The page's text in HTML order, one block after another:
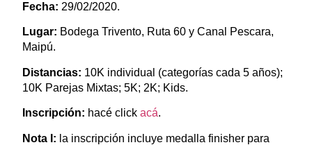
Fecha: 29/02/2020.
Lugar: Bodega Trivento, Ruta 60 y Canal Pescara,
Maipú.
Distancias: 10K individual (categorías cada 5 años);
10K Parejas Mixtas; 5K; 2K; Kids.
Inscripción: hacé click acá.
Nota I: la inscripción incluye medalla finisher para